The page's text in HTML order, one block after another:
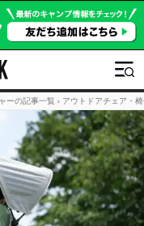
ーの記事一覧 › アウトドアチェア・